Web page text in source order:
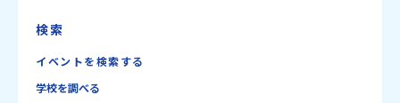
検索
イベントを検索する
学校を調べる